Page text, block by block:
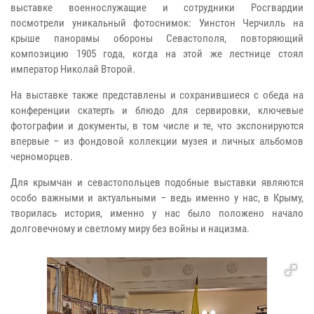
выставке военнослужащие и сотрудники Росгвардии
посмотрели уникальный фотоснимок: Уинстон Черчилль на
крыше панорамы обороны Севастополя, повторяющий
композицию 1905 года, когда на этой же лестнице стоял
император Николай Второй.
На выставке также представлены и сохранившиеся с обеда на
конференции скатерть и блюдо для сервировки, ключевые
фотографии и документы, в том числе и те, что экспонируются
впервые – из фондовой коллекции музея и личных альбомов
черноморцев.
Для крымчан и севастопольцев подобные выставки являются
особо важными и актуальными – ведь именно у нас, в Крыму,
творилась история, именно у нас было положено начало
долговечному и светлому миру без войны и нацизма.